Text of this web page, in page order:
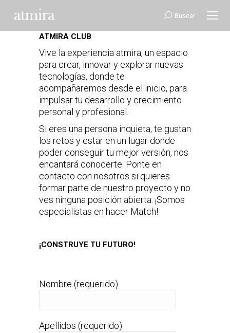
Buscar:
Buscar
ATMIRA CLUB
Vive la experiencia atmira, un espacio
para crear, innovar y explorar nuevas
tecnologías, donde te
acompañaremos desde el inicio, para
impulsar tu desarrollo y crecimiento
personal y profesional.
Si eres una persona inquieta, te gustan
los retos y estar en un lugar donde
poder conseguir tu mejor versión, nos
encantará conocerte. Ponte en
contacto con nosotros si quieres
formar parte de nuestro proyecto y no
ves ninguna posición abierta. ¡Somos
especialistas en hacer Match!
¡CONSTRUYE TU FUTURO!
Nombre (requerido)
Apellidos (requerido)